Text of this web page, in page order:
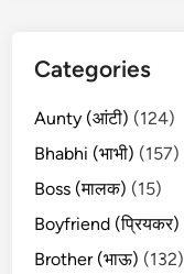
Categories
Aunty (आंटी) (124)
Bhabhi (भाभी) (157)
Boss (मालक) (15)
Boyfriend (प्रियकर)
Brother (भाऊ) (132)